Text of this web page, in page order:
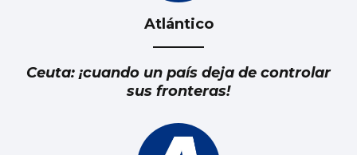
Atlántico
Ceuta: ¡cuando un país deja de controlar
sus fronteras!